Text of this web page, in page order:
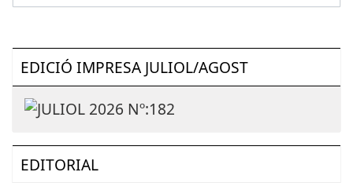
EDICIÓ IMPRESA JULIOL/AGOST
EDITORIAL